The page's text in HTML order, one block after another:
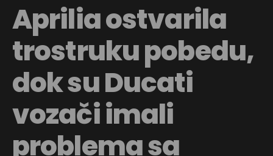
Aprilia ostvarila
trostruku pobedu,
dok su Ducati
vozači imali
problema sa